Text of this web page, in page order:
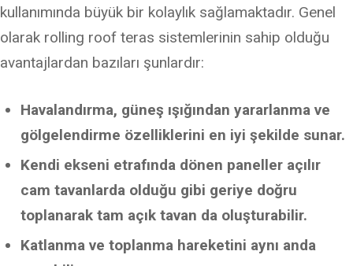
kullanımında büyük bir kolaylık sağlamaktadır. Genel
olarak rolling roof teras sistemlerinin sahip olduğu
avantajlardan bazıları şunlardır:
Havalandırma, güneş ışığından yararlanma ve
gölgelendirme özelliklerini en iyi şekilde sunar.
Kendi ekseni etrafında dönen paneller açılır
cam tavanlarda olduğu gibi geriye doğru
toplanarak tam açık tavan da oluşturabilir.
Katlanma ve toplanma hareketini aynı anda